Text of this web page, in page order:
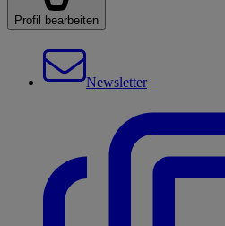
Profil bearbeiten
Newsletter